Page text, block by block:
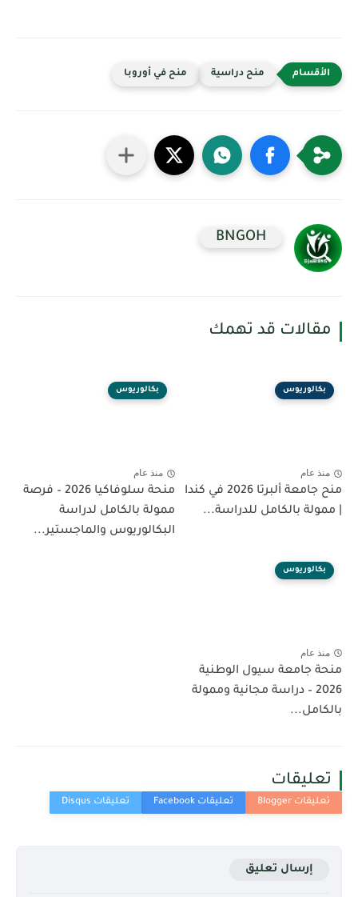
منح دراسية منح في أوروبا
BNGOH
مقالات قد تهمك
بكالوريوس
منذ عام
منح جامعة ألبرتا 2026 في كندا
| ممولة بالكامل للدراسة...
بكالوريوس
منذ عام
منحة سلوفاكيا 2026 – فرصة
ممولة بالكامل لدراسة
البكالوريوس والماجستير...
بكالوريوس
منذ عام
منحة جامعة سيول الوطنية
2026 – دراسة مجانية وممولة
بالكامل...
تعليقات
إرسال تعليق